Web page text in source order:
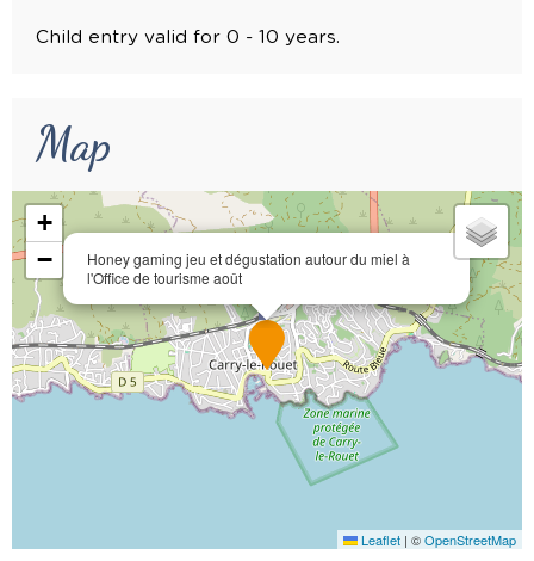
Child entry valid for 0 - 10 years.
Map
Honey gaming jeu et dégustation autour du miel à
l'Office de tourisme août
+
−
Leaflet | ©OpenStreetMap